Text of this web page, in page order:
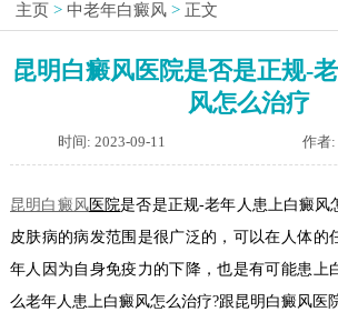
主页 > 中老年白癜风 > 正文
昆明白癜风医院是否是正规-
风怎么治疗
时间: 2023-09-11 作者
昆明白癜风医院是否是正规-老年人患上白癜风
皮肤病的病发范围是很广泛的，可以在人体的
年人因为自身免疫力的下降，也是有可能患上
么老年人患上白癜风怎么治疗?跟昆明白癜风医